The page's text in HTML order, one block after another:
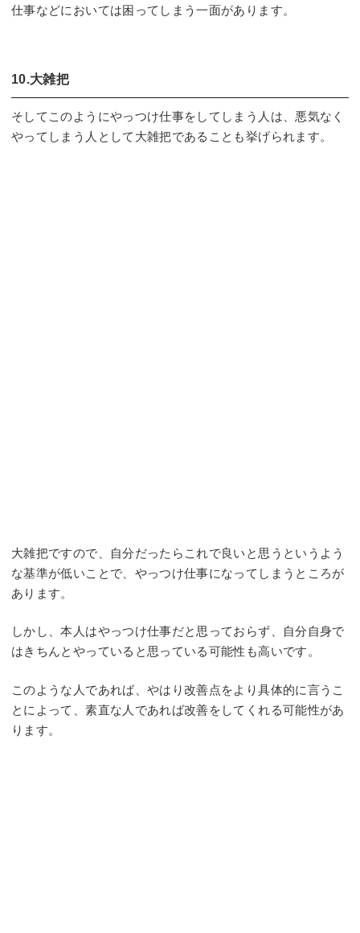
仕事などにおいては困ってしまう一面があります。
10.大雑把
そしてこのようにやっつけ仕事をしてしまう人は、悪気なく
やってしまう人として大雑把であることも挙げられます。
大雑把ですので、自分だったらこれで良いと思うというよう
な基準が低いことで、やっつけ仕事になってしまうところが
あります。
しかし、本人はやっつけ仕事だと思っておらず、自分自身で
はきちんとやっていると思っている可能性も高いです。
このような人であれば、やはり改善点をより具体的に言うこ
とによって、素直な人であれば改善をしてくれる可能性があ
ります。